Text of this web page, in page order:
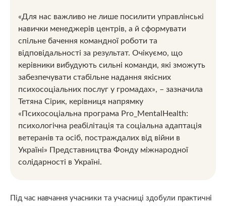
«Для нас важливо не лише посилити управлінські
навички менеджерів центрів, а й сформувати
спільне бачення командної роботи та
відповідальності за результат. Очікуємо, що
керівники вибудують сильні команди, які зможуть
забезпечувати стабільне надання якісних
психосоціальних послуг у громадах», – зазначила
Тетяна Сірик, керівниця напрямку
«Психосоціальна програма Pro_MentalHealth:
психологічна реабілітація та соціальна адаптація
ветеранів та осіб, постраждалих від війни в
Україні» Представництва Фонду міжнародної
солідарності в Україні.
Під час навчання учасники та учасниці здобули практичні